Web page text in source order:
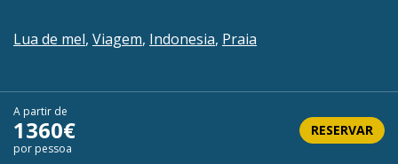
Lua de mel, Viagem, Indonesia, Praia
A partir de
1360€
por pessoa
RESERVAR